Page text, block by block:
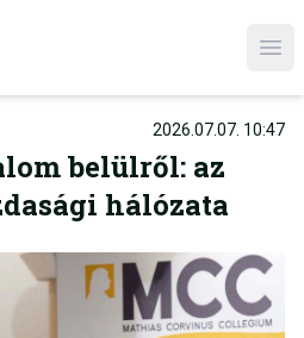
2026.07.07. 10:47
belülről: az
hálózata